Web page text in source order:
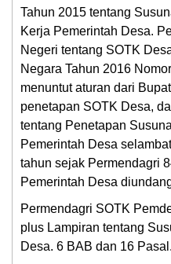
Tahun 2015 tentang
Kerja Pemerintah Desa.
Negeri tentang SOTK
Negara Tahun 2016
menuntut aturan dari
penetapan SOTK Desa,
tentang Penetapan
Pemerintah Desa
tahun sejak Permendagri
Pemerintah Desa
Permendagri SOTK
plus Lampiran tentang
Desa. 6 BAB dan 16 Pasal.